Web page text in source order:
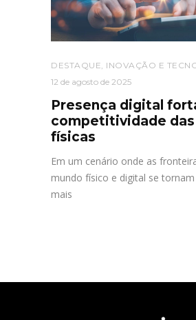
DESTAQUE, INOVAÇÃO E
12 de agosto de 2025
Presença digital
competitividade das
físicas
Em um cenário onde as
mundo físico e digital se
mais